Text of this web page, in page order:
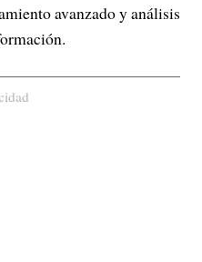
avanzado y análisis